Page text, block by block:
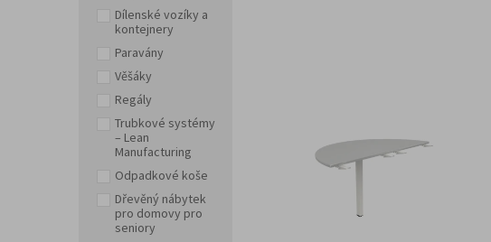
Odpadkové koše
Doplňky a příslušenství pro kancelář
Dílenské vozíky a
kontejnery
Paravány
Věšáky
Regály
Trubkové systémy
– Lean
Manufacturing
Odpadkové koše
Dřevěný nábytek
pro domovy pro
seniory